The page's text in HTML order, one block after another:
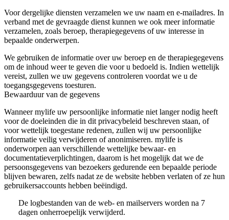
Voor dergelijke diensten verzamelen we uw naam en e-mailadres. In
verband met de gevraagde dienst kunnen we ook meer informatie
verzamelen, zoals beroep, therapiegegevens of uw interesse in
bepaalde onderwerpen.
We gebruiken de informatie over uw beroep en de therapiegegevens
om de inhoud weer te geven die voor u bedoeld is. Indien wettelijk
vereist, zullen we uw gegevens controleren voordat we u de
toegangsgegevens toesturen.
Bewaarduur van de gegevens
Wanneer mylife uw persoonlijke informatie niet langer nodig heeft
voor de doeleinden die in dit privacybeleid beschreven staan, of
voor wettelijk toegestane redenen, zullen wij uw persoonlijke
informatie veilig verwijderen of anonimiseren. mylife is
onderworpen aan verschillende wettelijke bewaar- en
documentatieverplichtingen, daarom is het mogelijk dat we de
persoonsgegevens van bezoekers gedurende een bepaalde periode
blijven bewaren, zelfs nadat ze de website hebben verlaten of ze hun
gebruikersaccounts hebben beëindigd.
De logbestanden van de web- en mailservers worden na 7
dagen onherroepelijk verwijderd.